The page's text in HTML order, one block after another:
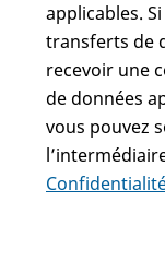
applicables.
transferts de
recevoir une
de données
vous pouvez